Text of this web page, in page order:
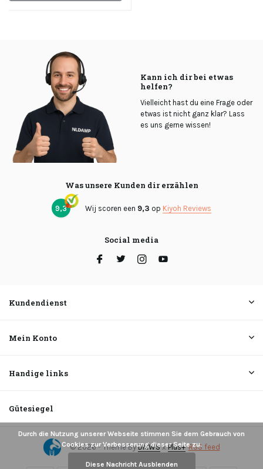
Kann ich dir bei etwas
helfen?
Vielleicht hast du eine Frage oder
etwas ist nicht ganz klar? Lass
es uns gerne wissen!
Was unsere Kunden dir erzählen
9,3 Wij scoren een 9,3 op Kiyoh Reviews
Social media
Kundendienst
Mein Konto
Handige links
Gütesiegel
© 2026 - Theme ByDMWSxPlus+ RSS feed
Durch die Nutzung unserer Webseite stimmen Sie dem Gebrauch von
Cookies zur Verbesserung dieser Seite zu.
Diese Nachricht Ausblenden